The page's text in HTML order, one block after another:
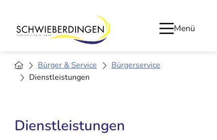
Menü
Bürger & Service
Bürgerservice
Dienstleistungen
Dienstleistungen